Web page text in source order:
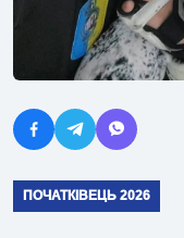
ПОЧАТКІВЕЦЬ 2026